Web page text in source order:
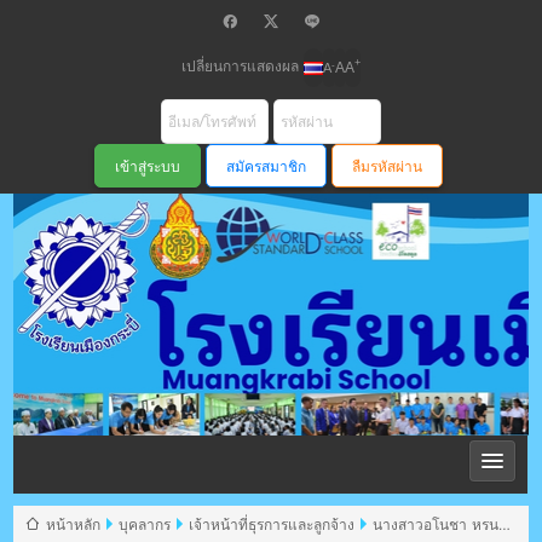
เปลี่ยนการแสดงผล A-AA+
สมัครสมาชิก ลืมรหัสผ่าน
โรงเรียนเมือง
กระบี่ สพม
หน้าหลัก บุคลากร เจ้าหน้าที่ธุรการและลูกจ้าง
นางสาวอโนชา หรน